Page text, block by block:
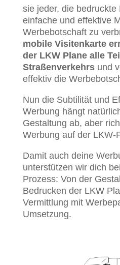
sie jeder, die bedruckte
einfache und effektive
Werbebotschaft zu
mobile Visitenkarte
der LKW Plane alle
Straßenverkehrsund
effektiv die
Nun die Subtilität und
Werbung hängt
Gestaltung ab, aber
Werbung auf der LKW-
Damit auch deine
unterstützen wir dich
Prozess: Von der
Bedrucken der LKW
Vermittlung mit
Umsetzung.